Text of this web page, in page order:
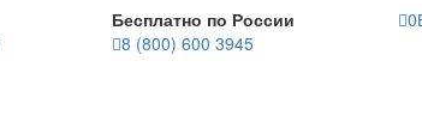
Бесплатно по России
8 (800) 600 3945
0